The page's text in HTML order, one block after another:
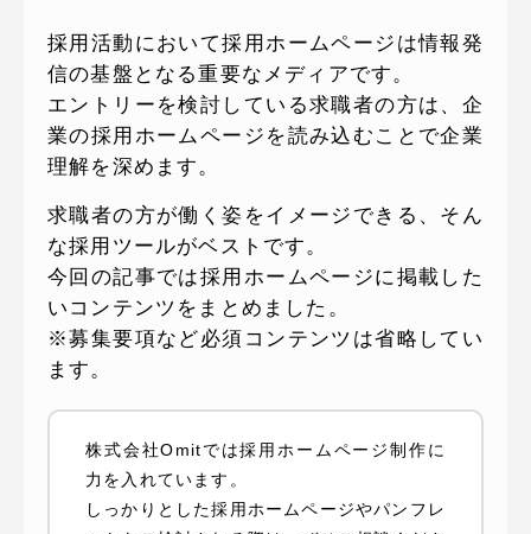
WEBでお問い合わせ
( 24時間365日いつでも受付対応 )
電話でお問い合わせ
月〜金曜10:00 〜 19:00 ( 土日祝定休 )
採用活動において採用ホームページは情報発
信の基盤となる重要なメディアです。
エントリーを検討している求職者の方は、企
業の採用ホームページを読み込むことで企業
理解を深めます。
求職者の方が働く姿をイメージできる、そん
な採用ツールがベストです。
今回の記事では採用ホームページに掲載した
いコンテンツをまとめました。
※募集要項など必須コンテンツは省略してい
ます。
株式会社Omitでは採用ホームページ制作に
力を入れています。
しっかりとした採用ホームページやパンフレ